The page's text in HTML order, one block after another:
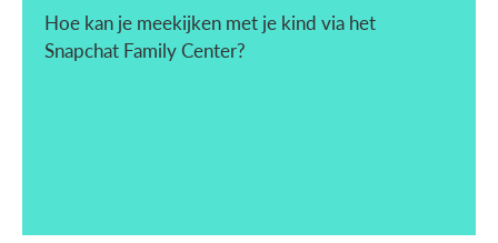
Hoe kan je meekijken met je kind via het
Snapchat Family Center?